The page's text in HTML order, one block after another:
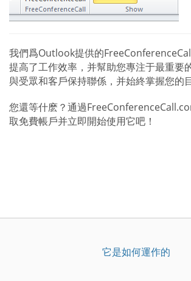
我們爲Outlook提供的
提高了工作效率，并幫助您專注于最重要
與受眾和客戶保持聯係，并始終掌握您的目
您還等什麽？通過
取免費帳戶并立即開始使用它吧！
它是如何運作的